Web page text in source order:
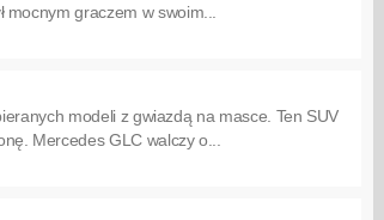
mocnym graczem w swoim...
modeli z gwiazdą na masce. Ten SUV
Mercedes GLC walczy o...